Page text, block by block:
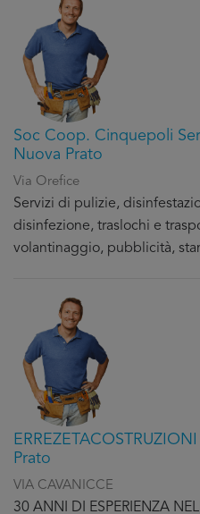
Soc Coop. Cinquepoli
Nuova Prato
Via Orefice
Servizi di pulizie,
disinfezione, traslochi e
volantinaggio, pubblicità,
Prato
VIA CAVANICCE
30 ANNI DI ESPERIENZA